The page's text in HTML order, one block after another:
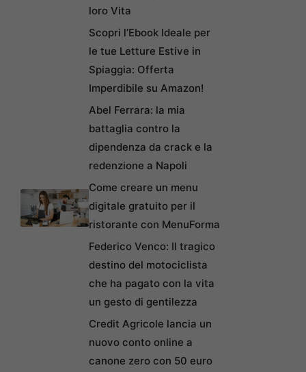
loro Vita
Scopri l’Ebook Ideale per
le tue Letture Estive in
Spiaggia: Offerta
Imperdibile su Amazon!
Abel Ferrara: la mia
battaglia contro la
dipendenza da crack e la
redenzione a Napoli
Come creare un menu
digitale gratuito per il
ristorante con MenuForma
Federico Venco: Il tragico
destino del motociclista
che ha pagato con la vita
un gesto di gentilezza
Credit Agricole lancia un
nuovo conto online a
canone zero con 50 euro